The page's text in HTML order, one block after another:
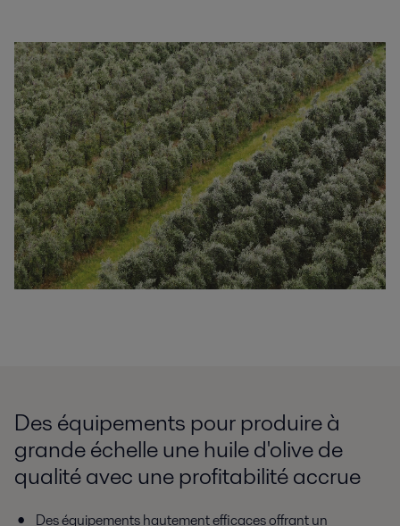
Des équipements pour produire à
grande échelle une huile d'olive de
qualité avec une profitabilité accrue
Des équipements hautement efficaces offrant un